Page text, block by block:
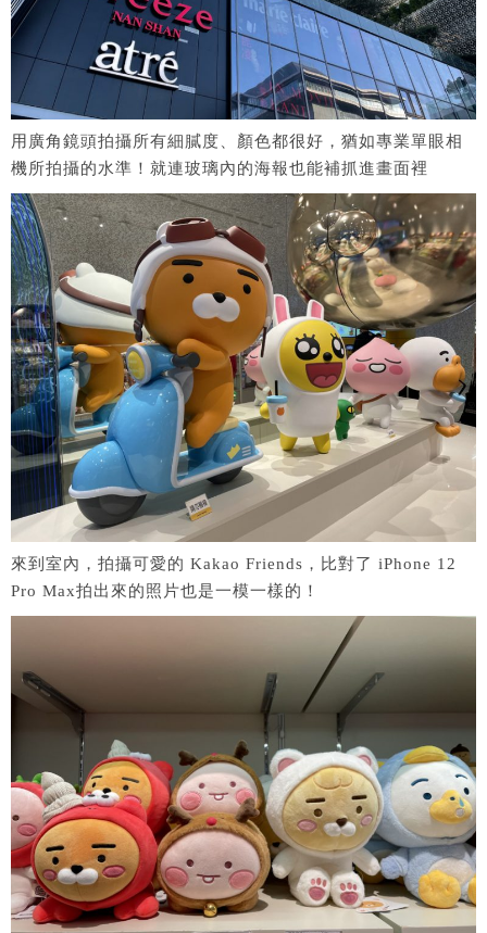
用廣角鏡頭拍攝所有細膩度、顏色都很好，猶如專業單眼相
機所拍攝的水準！就連玻璃內的海報也能補抓進畫面裡
來到室內，拍攝可愛的 Kakao Friends，比對了 iPhone 12
Pro Max拍出來的照片也是一模一樣的！